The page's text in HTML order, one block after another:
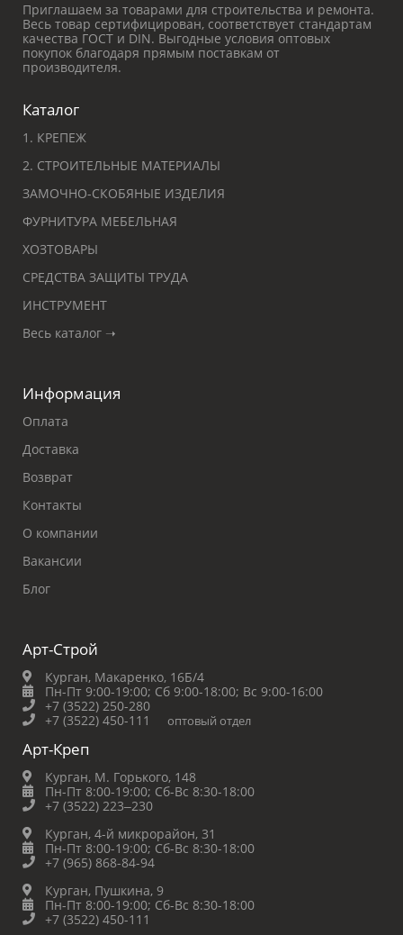
Приглашаем за товарами для строительства и ремонта.
Весь товар сертифицирован, соответствует стандартам
качества ГОСТ и DIN. Выгодные условия оптовых
покупок благодаря прямым поставкам от
производителя.
Каталог
1. КРЕПЕЖ
2. СТРОИТЕЛЬНЫЕ МАТЕРИАЛЫ
ЗАМОЧНО-СКОБЯНЫЕ ИЗДЕЛИЯ
ФУРНИТУРА МЕБЕЛЬНАЯ
ХОЗТОВАРЫ
СРЕДСТВА ЗАЩИТЫ ТРУДА
ИНСТРУМЕНТ
Весь каталог ➝
Информация
Оплата
Доставка
Возврат
Контакты
О компании
Вакансии
Блог
Арт-Строй
Курган, Макаренко, 16Б/4
Пн-Пт 9:00-19:00; Сб 9:00-18:00; Вс 9:00-16:00
+7 (3522) 250-280
+7 (3522) 450-111
оптовый отдел
Арт-Креп
Курган, М. Горького, 148
Пн-Пт 8:00-19:00; Сб-Вс 8:30-18:00
+7 (3522) 223‒230
Курган, 4-й микрорайон, 31
Пн-Пт 8:00-19:00; Сб-Вс 8:30-18:00
+7 (965) 868-84-94
Курган, Пушкина, 9
Пн-Пт 8:00-19:00; Сб-Вс 8:30-18:00
+7 (3522) 450-111